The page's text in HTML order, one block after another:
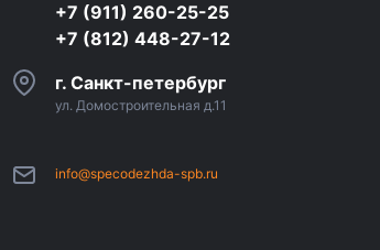
+7 (911) 260-25-25
+7 (812) 448-27-12
г. Санкт-петербург
ул. Домостроительная д.11
info@specodezhda-spb.ru